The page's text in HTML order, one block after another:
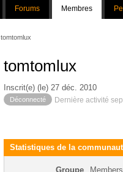
Forums Membres
tomtomlux
Inscrit(e) (le) 27 déc. 2010
Déconnecté Dernière activité
Statistiques de la
Groupe Members